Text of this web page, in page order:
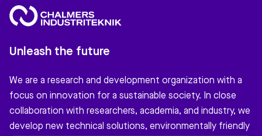
Unleash the future
We are a research and development organization with a
focus on innovation for a sustainable society. In close
collaboration with researchers, academia, and industry, we
develop new technical solutions, environmentally friendly